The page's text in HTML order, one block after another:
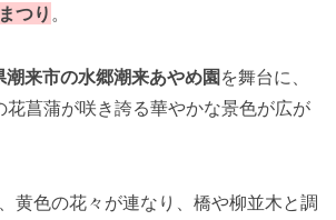
つり 。
潮来市の水郷潮来あやめ園を舞台に、
菖蒲が咲き誇る華やかな景色が広が
黄色の花々が連なり、橋や柳並木と調